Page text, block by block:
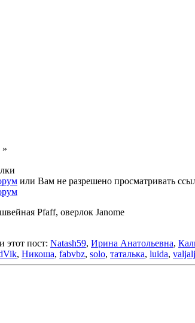
»
или Вам не разрешено просматривать
Pfaff, оверлок Janome
этот пост: Natash59, Ирина Анатольевна,
, Никоша, fabvbz, solo, таталька, luida,